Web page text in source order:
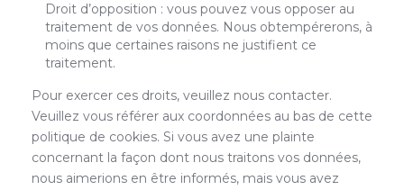
Droit d’opposition : vous pouvez vous opposer au
traitement de vos données. Nous obtempérerons, à
moins que certaines raisons ne justifient ce
traitement.
Pour exercer ces droits, veuillez nous contacter.
Veuillez vous référer aux coordonnées au bas de cette
politique de cookies. Si vous avez une plainte
concernant la façon dont nous traitons vos données,
nous aimerions en être informés, mais vous avez